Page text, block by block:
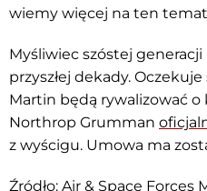
wiemy więcej na ten
Myśliwiec szóstej generacji
przyszłej dekady.
Martin będą rywalizować
Northrop Grumman
z wyścigu. Umowa ma
Źródło: Air & Space Forces